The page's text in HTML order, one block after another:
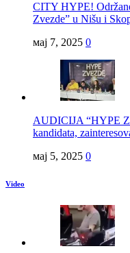
CITY HYPE!
Zvezde” u Nišu i
мај 7, 2025 0
AUDICIJA “HYPE
kandidata,
мај 5, 2025 0
Video